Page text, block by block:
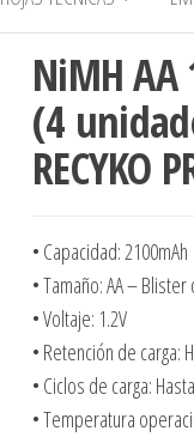
NiMH AA
(4
RECYKO
• Capacidad: 2100mAh
• Tamaño: AA –
• Voltaje: 1.2V
• Retención de carga:
• Ciclos de carga:
• Temperatura